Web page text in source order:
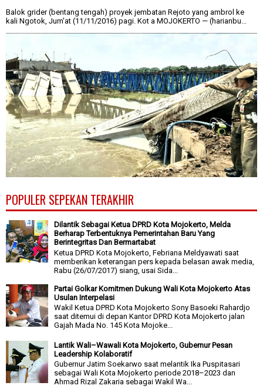
Balok grider (bentang tengah) proyek jembatan Rejoto yang ambrol ke
kali Ngotok, Jum'at (11/11/2016) pagi. Kot a MOJOKERTO — (harianbu...
POPULER SEPEKAN TERAKHIR
Dilantik Sebagai Ketua DPRD Kota Mojokerto, Melda
Berharap Terbentuknya Pemerintahan Baru Yang
Berintegritas Dan Bermartabat
Ketua DPRD Kota Mojokerto, Febriana Meldyawati saat
memberikan keterangan pers kepada belasan awak media,
Rabu (26/07/2017) siang, usai Sida...
Partai Golkar Komitmen Dukung Wali Kota Mojokerto Atas
Usulan Interpelasi
Wakil Ketua DPRD Kota Mojokerto Sony Basoeki Rahardjo
saat ditemui di depan Kantor DPRD Kota Mojokerto jalan
Gajah Mada No. 145 Kota Mojoke...
Lantik Wali–Wawali Kota Mojokerto, Gubernur Pesan
Leadership Kolaboratif
Gubernur Jatim Soekarwo saat melantik Ika Puspitasari
sebagai Wali Kota Mojokerto periode 2018–2023 dan
Ahmad Rizal Zakaria sebagai Wakil Wa...